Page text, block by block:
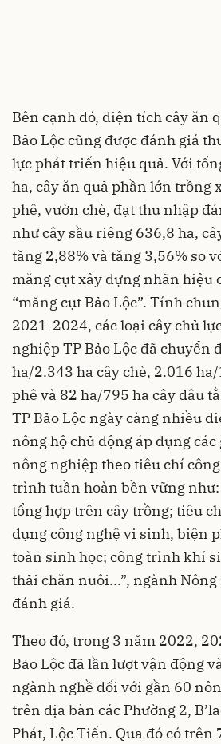
Bên cạnh đó, diện tích cây ăn
Bảo Lộc cũng được đánh giá
lực phát triển hiệu quả. Với
ha, cây ăn quả phần lớn trồng
phê, vườn chè, đạt thu nhập
như cây sầu riêng 636,8 ha,
tăng 2,88% và tăng 3,56% so
măng cụt xây dựng nhãn hiệu
“măng cụt Bảo Lộc”. Tính
2021-2024, các loại cây chủ
nghiệp TP Bảo Lộc đã chuyển
ha/2.343 ha cây chè, 2.016
phê và 82 ha/795 ha cây dâu
TP Bảo Lộc ngày càng nhiều
nông hộ chủ động áp dụng
nông nghiệp theo tiêu chí
trình tuần hoàn bền vững
tổng hợp trên cây trồng; tiêu
dụng công nghệ vi sinh, biện
toàn sinh học; công trình khí
thải chăn nuôi...”, ngành
đánh giá.
Theo đó, trong 3 năm 2022,
Bảo Lộc đã lần lượt vận động
ngành nghề đối với gần 60
trên địa bàn các Phường 2,
Phát, Lộc Tiến. Qua đó có